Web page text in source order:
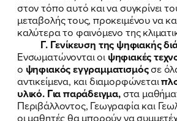
στον τόπο αυτό και να συγκρίνει
μεταβολής τους, προκειμένου να
καλύτερα το φαινόμενο της
Γ. Γενίκευση της ψηφιακής
Ενσωματώνονται οι ψηφιακές
ο ψηφιακός εγγραμματισμόςσε
αντικείμενα, και διαμορφώνεται
υλικό. Για παράδειγμα,στα
Περιβάλλοντος, Γεωγραφία και
οι μαθητές θα μπορούν να